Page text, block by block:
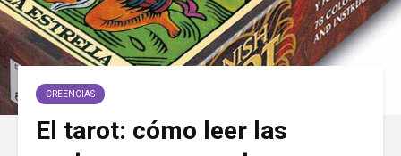
CREENCIAS
El tarot: cómo leer las